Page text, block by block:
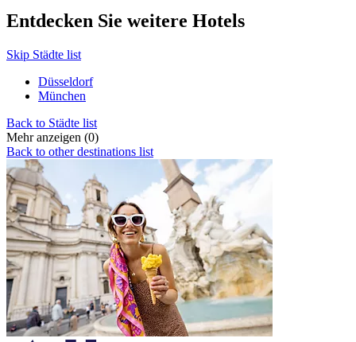
Entdecken Sie weitere Hotels
Skip Städte list
Düsseldorf
München
Back to Städte list
Mehr anzeigen (0)
Back to other destinations list